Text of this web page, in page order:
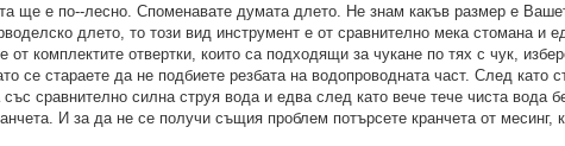
ще е по--лесно. Споменавате думата длето. Не знам какъв размер е
длето, то този вид инструмент е от сравнително мека стомана и
комплектите отвертки, които са подходящи за чукане по тях с чук,
се стараете да не подбиете резбата на водопроводната част. След като
сравнително силна струя вода и едва след като вече тече чиста вода
И за да не се получи същия проблем потърсете кранчета от месинг,